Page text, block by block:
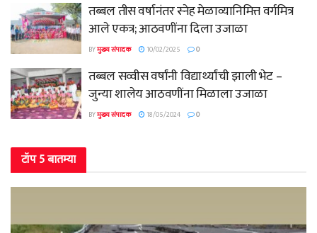
तब्बल तीस वर्षानंतर स्नेह मेळाव्यानिमित्त वर्गमित्र
आले एकत्र; आठवणींना दिला उजाळा
BYमुख्य संपादक 10/02/2025 0
तब्बल सव्वीस वर्षांनी विद्यार्थ्यांची झाली भेट –
जुन्या शालेय आठवणींना मिळाला उजाळा
BYमुख्य संपादक 18/05/2024 0
टॉप 5 बातम्या